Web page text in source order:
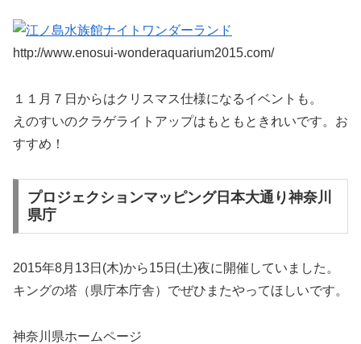
http://www.enosui-wonderaquarium2015.com/
１１月７日からはクリスマス仕様になるイベントも。
えのすいのクラゲライトアップはもともときれいです。お
すすめ！
プロジェクションマッピング日本大通り神奈川
県庁
2015年8月13日(木)から15日(土)夜に開催していました。
キングの塔（県庁本庁舎）でぜひまたやってほしいです。
神奈川県ホームページ